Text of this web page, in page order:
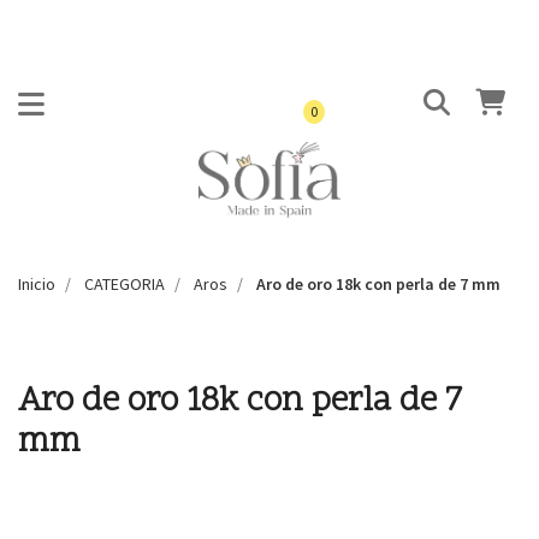
0
Inicio CATEGORIA Aros Aro de oro 18k con perla de 7 mm
Aro de oro 18k con perla de 7
mm